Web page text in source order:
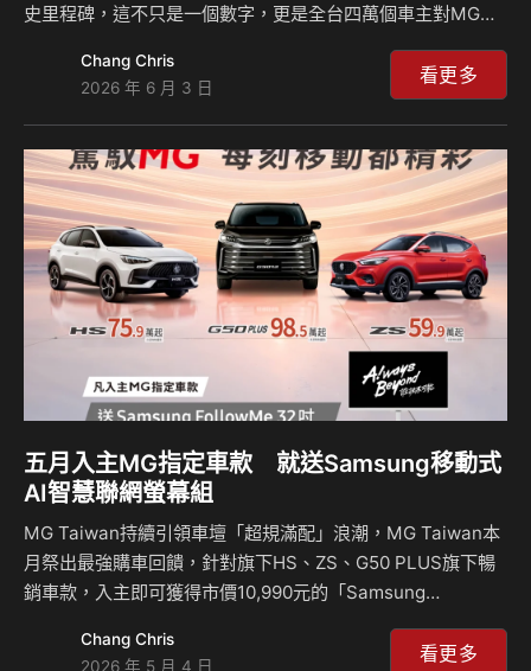
史里程碑，這不只是一個數字，更是全台四萬個車主對MG最
於六月推出最強夏日購車方案，祭出全車系0利率貸款方案，
讓購車門檻有感大降，絕對是今年夏天最不容錯過的入手時
機！本月購車不僅享有0利率優惠貸款方案，各車型搭配舊換
新補助後更迎來心動起跳價：當家旗艦休旅HS限量絕享價
75.9萬起、都會時尚小休旅ZS心動版59.9萬起、以及正七人
座G50 PLUS旗艦版98.5萬起，讓輕鬆晉升有車階級。 不只如
此，六月入主全車系任一車款，即可…
Chang Chris
2026 年 6 月 3 日
看更多
五月入主MG指定車款 就送Samsung移動式
AI智慧聯網螢幕組
MG Taiwan持續引領車壇「超規滿配」浪潮，MG Taiwan本
月祭出最強購車回饋，針對旗下HS、ZS、G50 PLUS旗下暢
銷車款，入主即可獲得市價10,990元的「Samsung
車系更是誠意滿滿，以18萬優惠(含舊換新、貨物稅減徵優惠)
Chang Chris
2026 年 5 月 4 日
看更多